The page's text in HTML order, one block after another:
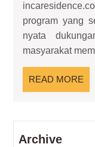
program yang
nyata
masyarakat
READ MORE
Archive